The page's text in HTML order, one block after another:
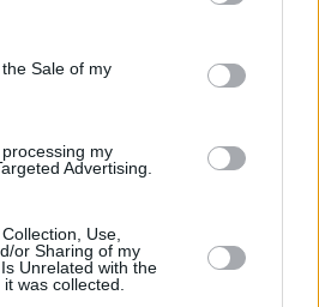
Google and its third-party tags to
purposes in below Google
Sale of my
my
Advertising.
Use,
or Sharing of my
Unrelated with the
was collected.
τις ειδήσεις
που συμβαίνουν, στο